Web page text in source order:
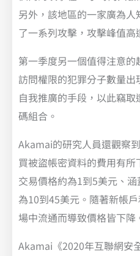
另外，該地區的一家廣為
了一系列攻擊，攻擊峰值高
第一季度另一個值得注意
訪問權限的犯罪分子數量
自我推廣的手段，以此竊
碼組合。
Akamai的研究人員還觀察
買被盜帳密資料的費用有
交易價格約為1到5美元、
為10到45美元。隨著新帳
場中流通而導致價格皆下降
Akamai《2020年互聯網安